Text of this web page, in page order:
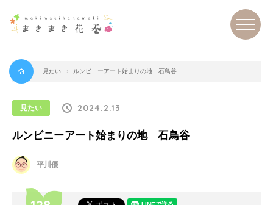
見たい ルンビニーアート始まりの地 石鳥谷
見たい 2024.2.13
ルンビニーアート始まりの地 石鳥谷
平川優